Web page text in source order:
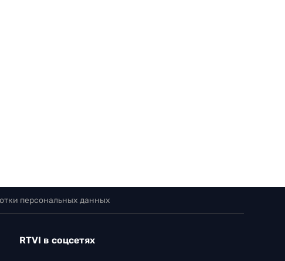
персональных данных
RTVI в соцсетях